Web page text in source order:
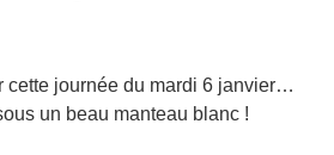
cette journée du mardi 6 janvier…
un beau manteau blanc !